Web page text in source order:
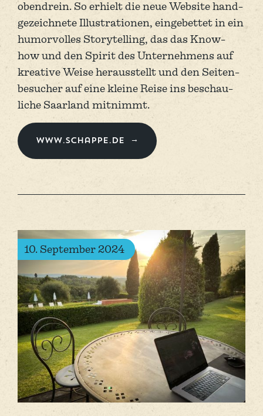
obendrein. So erhielt die neue Website hand­
gezei­chnete Illustra­tionen, eingebettet in ein
humor­volles Story­telling, das das Know-
how und den Spirit des Unter­nehmens auf
kreative Weise heraus­stellt und den Seiten­
besucher auf eine kleine Reise ins beschau­
liche Saar­land mitnimmt.
www.schappe.de
10. September 2024